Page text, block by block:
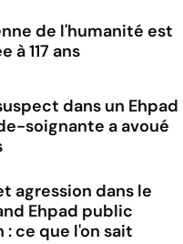
de l'humanité est
à 117 ans
dans un Ehpad
soignante a avoué
agression dans le
Ehpad public
: ce que l'on sait